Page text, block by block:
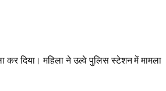
कर दिया। महिला ने उल्वे पुलिस स्टेशन में मामला